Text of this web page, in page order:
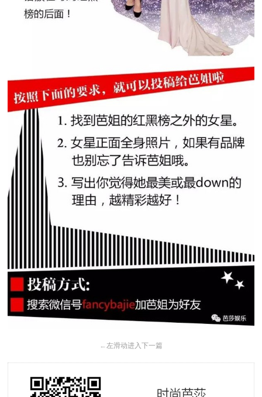
← 左滑动进入下一篇